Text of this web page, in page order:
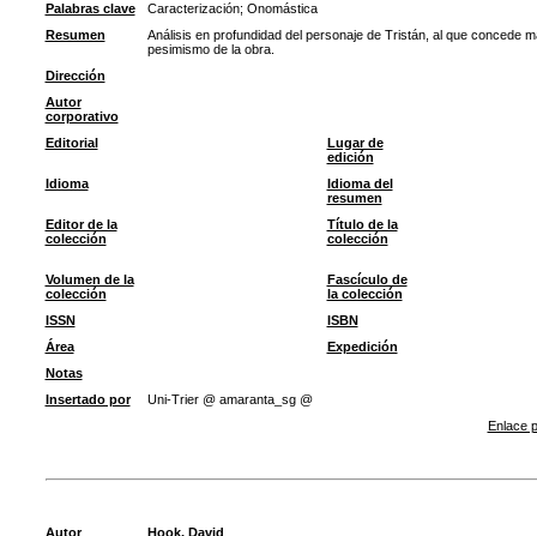
Palabras clave Caracterización; Onomástica
Resumen
Análisis en profundidad del personaje de Tristán, al que concede
pesimismo de la obra.
Dirección
Autor
corporativo
Editorial
Lugar de
edición
Idioma
Idioma del
resumen
Editor de la
colección
Título de la
colección
Volumen de la
colección
Fascículo de
la colección
ISSN
ISBN
Área
Expedición
Notas
Insertado por
Uni-Trier @ amaranta_sg @
Enlace
Autor
Hook, David